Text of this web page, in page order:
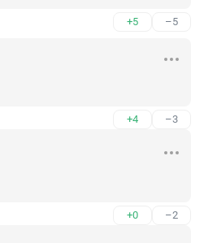
+5 –5
+4 –3
+0 –2